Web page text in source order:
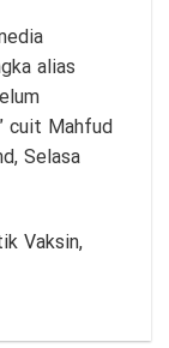
alias
cuit Mahfud
Selasa
Vaksin,